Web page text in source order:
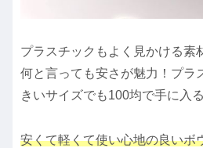
プラスチックもよく見かける素
何と言っても安さが魅力！プラ
きいサイズでも100均で手に入る
安くて軽くて使い心地の良いボ